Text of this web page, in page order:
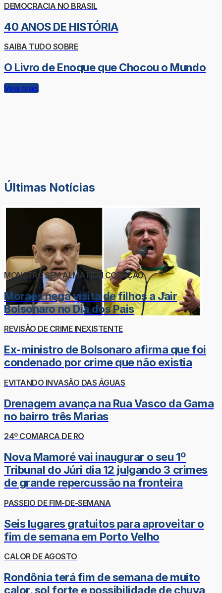
DEMOCRACIA NO BRASIL
40 ANOS DE HISTÓRIA
SAIBA TUDO SOBRE
O Livro de Enoque que Chocou o Mundo
Veja mais
Últimas Notícias
MONSTRO SEM ALMA NEM CORAÇÃO
Moraes nega visita de filhos a Jair
Bolsonaro no Dia dos Pais
REVISÃO DE CRIME INEXISTENTE
Ex-ministro de Bolsonaro afirma que foi
condenado por crime que não existia
EVITANDO INVASÃO DAS ÁGUAS
Drenagem avança na Rua Vasco da Gama
no bairro três Marias
24º COMARCA DE RO
Nova Mamoré vai inaugurar o seu 1º
Tribunal do Júri dia 12 julgando 3 crimes
de grande repercussão na fronteira
PASSEIO DE FIM-DE-SEMANA
Seis lugares gratuitos para aproveitar o
fim de semana em Porto Velho
CALOR DE AGOSTO
Rondônia terá fim de semana de muito
calor, sol forte e possibilidade de chuva